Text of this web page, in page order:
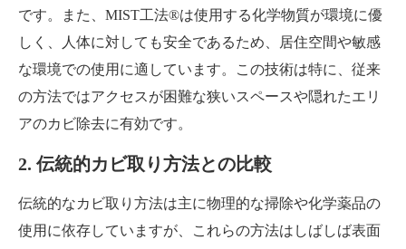
です。また、MIST工法®は使用する化学物質が環境に優
しく、人体に対しても安全であるため、居住空間や敏感
な環境での使用に適しています。この技術は特に、従来
の方法ではアクセスが困難な狭いスペースや隠れたエリ
アのカビ除去に有効です。
2. 伝統的カビ取り方法との比較
伝統的なカビ取り方法は主に物理的な掃除や化学薬品の
使用に依存していますが、これらの方法はしばしば表面